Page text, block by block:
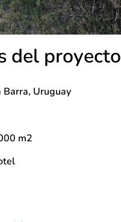
del proyecto
Barra, Uruguay
m2